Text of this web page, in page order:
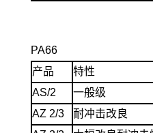
PA66
产品
特性
AS/2
一般级
AZ 2/3
耐冲击改良